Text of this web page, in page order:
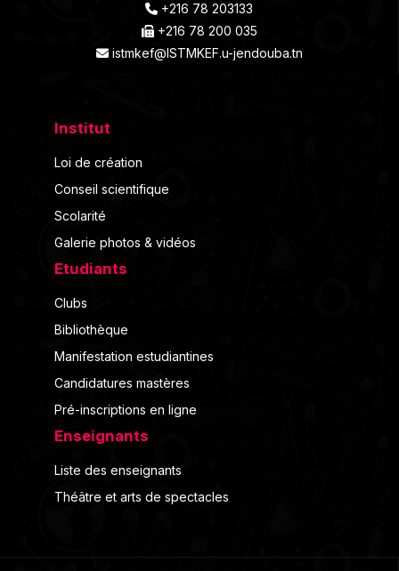
+216 78 203133
+216 78 200 035
istmkef@ISTMKEF.u-jendouba.tn
Institut
Loi de création
Conseil scientifique
Scolarité
Galerie photos & vidéos
Etudiants
Clubs
Bibliothèque
Manifestation estudiantines
Candidatures mastères
Pré-inscriptions en ligne
Enseignants
Liste des enseignants
Théâtre et arts de spectacles